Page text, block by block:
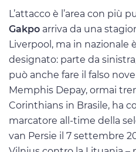
L’attacco è l’area con più
Gakpo arriva da una
Liverpool, ma in nazionale
designato: parte da
può anche fare il falso
Memphis Depay, ormai
Corinthians in Brasile, ha
marcatore all-time della
van Persie il 7 settembre